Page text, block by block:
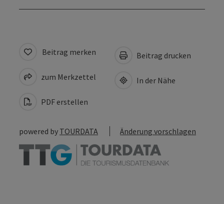
Beitrag merken
zum Merkzettel
PDF erstellen
Beitrag drucken
In der Nähe
powered by TOURDATA Änderung vorschlagen